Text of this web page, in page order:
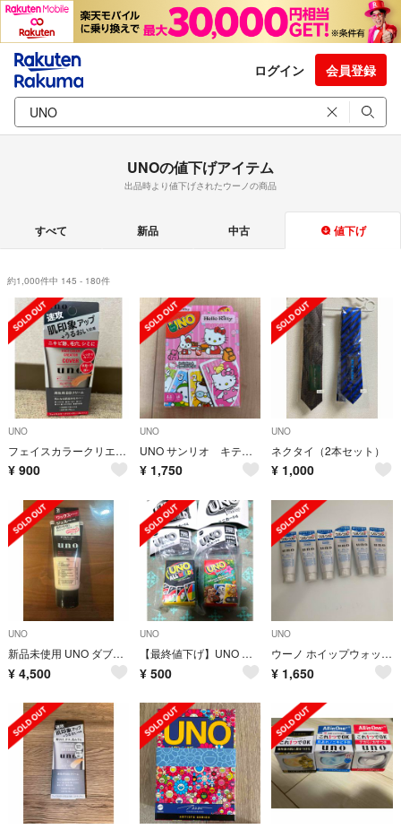
ログイン 会員登録
UNOの値下げアイテム
出品時より値下げされたウーノの商品
すべて 新品 中古 値下げ
約1,000件中 145 - 180件
UNO
フェイスカラークリエイター BBクリーム uno✨
¥ 900
UNO
UNO サンリオ キティ 当たりくじマスコット
¥ 1,750
UNO
ネクタイ（2本セット）
¥ 1,000
UNO
新品未使用 UNO ダブルペースト スーパーハード 90g
¥ 4,500
UNO
【最終値下げ】UNO ミニカード ガチャ 2種類セット
¥ 500
UNO
ウーノ ホイップウォッシュ (スクラブ) 130g 6本
¥ 1,650